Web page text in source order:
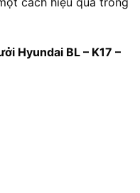
Hyundai BL – K17 –